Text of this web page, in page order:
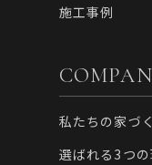
施工事例
私たちの家づ
選ばれる3つの